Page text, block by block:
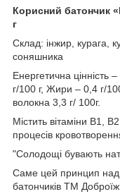
Корисний батончик
г
Склад: інжир, курага,
соняшника
Енергетична цінність
г/100 г, Жири – 0,4 г/
волокна 3,3 г/ 100г.
Містить вітаміни В1,
процесів
"Солодощі бувають
Саме цей принцип
батончиків ТМ